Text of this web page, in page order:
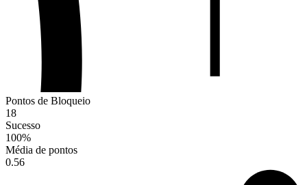
Pontos de Bloqueio
18
Sucesso
100%
Média de pontos
0.56